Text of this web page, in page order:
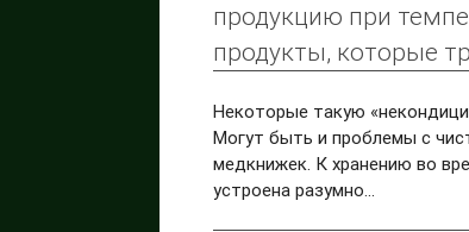
продукцию при
продукты, которые
Некоторые такую
Могут быть и проблемы с
медкнижек. К хранению во
устроена разумно...